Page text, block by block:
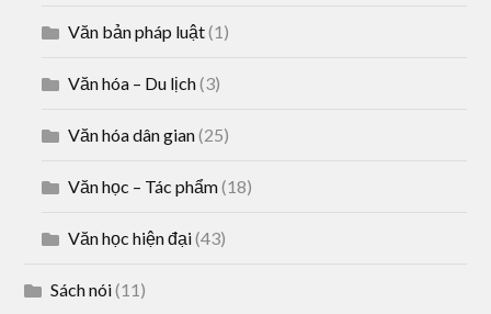
Văn bản pháp luật(1)
Văn hóa – Du lịch(3)
Văn hóa dân gian(25)
Văn học – Tác phẩm(18)
Văn học hiện đại(43)
Sách nói(11)